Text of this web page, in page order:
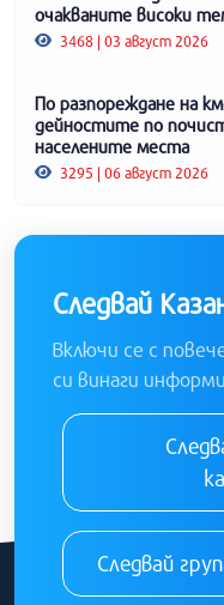
очакваните високи
3468 | 03 август 2026
По разпореждане на
дейностите по
населените места
3295 | 06 август 2026
Следвай
Включи се с
си винаги
Следвай